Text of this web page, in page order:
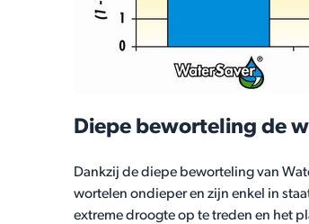
Diepe beworteling de
Dankzij de diepe beworteling van
wortelen ondieper en zijn enkel in
extreme droogte op te treden en het